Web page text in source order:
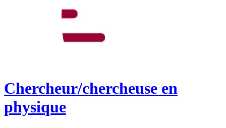
Chercheur/chercheuse en
physique